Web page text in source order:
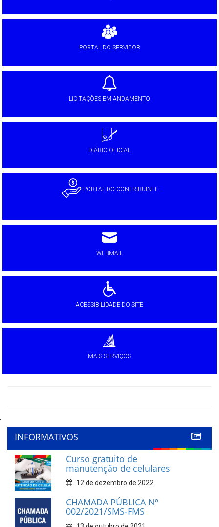
PORTAL DO SERVIDOR
LICITAÇÕES EM ANDAMENTO
DIÁRIO OFICIAL
PORTAL DO CONTRIBUINTE
WEBMAIL
ACESSIBILIDADE DO SITE
MAIS SERVIÇOS
'
INFORMATIVOS
Curso gratuito de
manutenção de celulares
12 de dezembro de 2022
CHAMADA PÚBLICA Nº
002/2021/SMS-FMS